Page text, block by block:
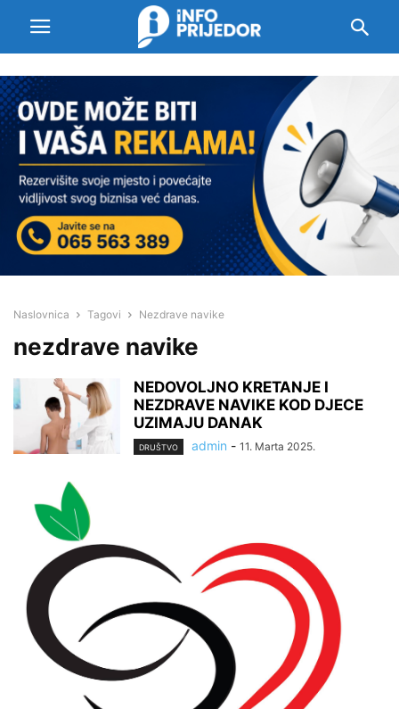
Naslovnica Tagovi Nezdrave navike
nezdrave navike
NEDOVOLJNO KRETANJE I
NEZDRAVE NAVIKE KOD DJECE
UZIMAJU DANAK
DRUŠTVO admin - 11. Marta 2025.